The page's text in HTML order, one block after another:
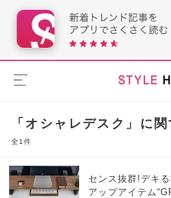
「オシャレデスク」に
全1件
センス抜群!デキ
アップアイテム